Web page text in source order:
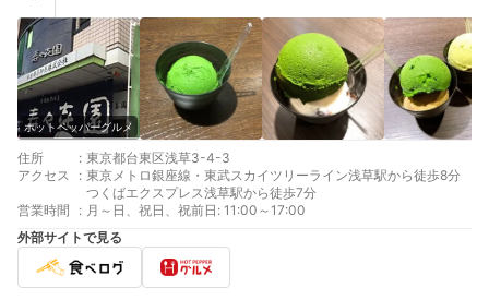
ホットペッパーグルメ
住所 : 東京都台東区浅草3-4-3
アクセス
: 東京メトロ銀座線・東武スカイツリーライン浅草駅から徒歩8分
つくばエクスプレス浅草駅から徒歩7分
営業時間
: 月～日、祝日、祝前日: 11:00～17:00
外部サイトで見る